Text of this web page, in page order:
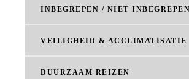
INBEGREPEN / NIET INBEGREPEN
VEILIGHEID & ACCLIMATISATIE
DUURZAAM REIZEN